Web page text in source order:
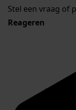
Stel een vraag of
Reageren